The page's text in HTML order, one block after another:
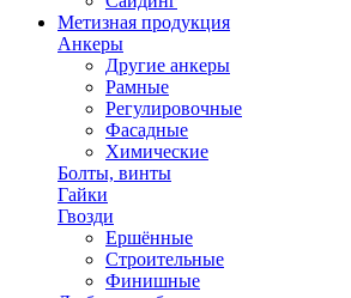
Метизная продукция
Анкеры
Другие анкеры
Рамные
Регулировочные
Фасадные
Химические
Болты, винты
Гайки
Гвозди
Ершённые
Строительные
Финишные